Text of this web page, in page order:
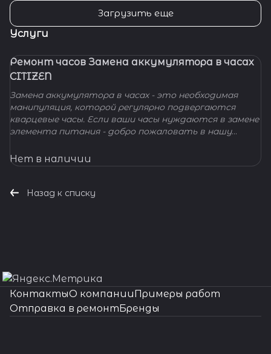
Загрузить еще
Услуги
Ремонт часов Замена аккумулятора в часах
CITIZEN
Замена аккумулятора в часах - это необходимая
манипуляция, которой регулярно подвергаются
кварцевые часы. Если ваши часы нуждаются в замене
элемента питания - добро пожаловать в нашу
помогут вам решить вашу проблему и произведут
замену батарейки профессионально, быстро,
Нет в наличии
Назад к списку
КонтактыО компанииПримеры работ
Отправка в ремонтБренды